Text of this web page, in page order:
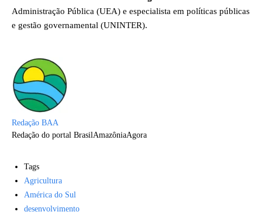
Administração Pública (UEA) e especialista em políticas públicas
e gestão governamental (UNINTER).
Redação BAA
Redação do portal BrasilAmazôniaAgora
Tags
Agricultura
América do Sul
desenvolvimento